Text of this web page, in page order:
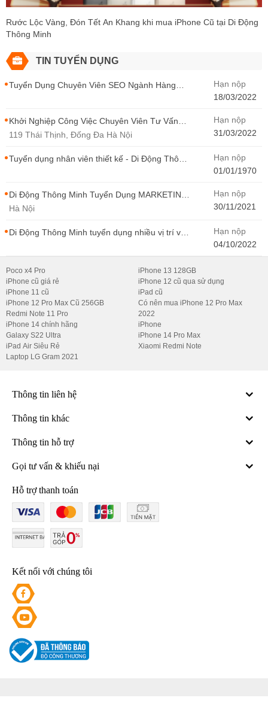
Rước Lộc Vàng, Đón Tết An Khang khi mua iPhone Cũ tại Di Động
Thông Minh
TIN TUYỂN DỤNG
Tuyển Dụng Chuyên Viên SEO Ngành Hàng
Hạn nộp
18/03/2022
Khởi Nghiệp Công Việc Chuyên Viên Tư Vấn
Bán Hàng Di Động Thông Minh
119 Thái Thịnh, Đống Đa Hà Nội
Hạn nộp
31/03/2022
Tuyển dụng nhân viên thiết kế - Di Động Thông
Hạn nộp
01/01/1970
Di Động Thông Minh Tuyển Dụng MARKETING
- CONTENT WIRITER
Hà Nội
Hạn nộp
30/11/2021
Di Động Thông Minh tuyển dụng nhiều vị trí với
Thông Minh
Hạn nộp
04/10/2022
Poco x4 Pro
iPhone cũ giá rẻ
iPhone 11 cũ
iPhone 12 Pro Max Cũ 256GB
Redmi Note 11 Pro
iPhone 14 chính hãng
Galaxy S22 Ultra
iPad Air Siêu Rẻ
Laptop LG Gram 2021
iPhone 13 128GB
iPhone 12 cũ qua sử dụng
iPad cũ
Có nên mua iPhone 12 Pro Max
2022
iPhone
iPhone 14 Pro Max
Xiaomi Redmi Note
Thông tin liên hệ
Thông tin khác
Thông tin hỗ trợ
Gọi tư vấn & khiếu nại
Hỗ trợ thanh toán
Kết nối với chúng tôi